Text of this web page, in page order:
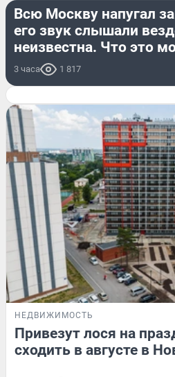
Всю Москву напугал
его звук слышали
неизвестна. Что это
3 часа 1 817
НЕДВИЖИМОСТЬ
Привезут лося на
сходить в августе в